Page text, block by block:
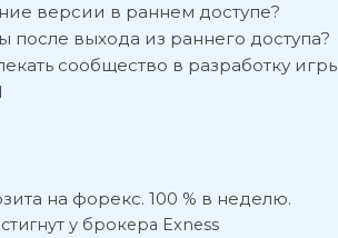
версии в раннем доступе?
после выхода из раннего доступа?
сообщество в разработку
на форекс. 100 % в неделю.
у брокера Exness